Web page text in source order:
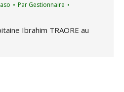
Par Gestionnaire
Ibrahim TRAORE au